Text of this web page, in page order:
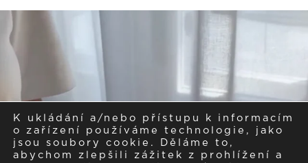
K ukládání a/nebo přístupu k informacím
o zařízení používáme technologie, jako
jsou soubory cookie. Děláme to,
abychom zlepšili zážitek z prohlížení a